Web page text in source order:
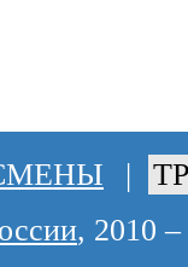
|
, 2010